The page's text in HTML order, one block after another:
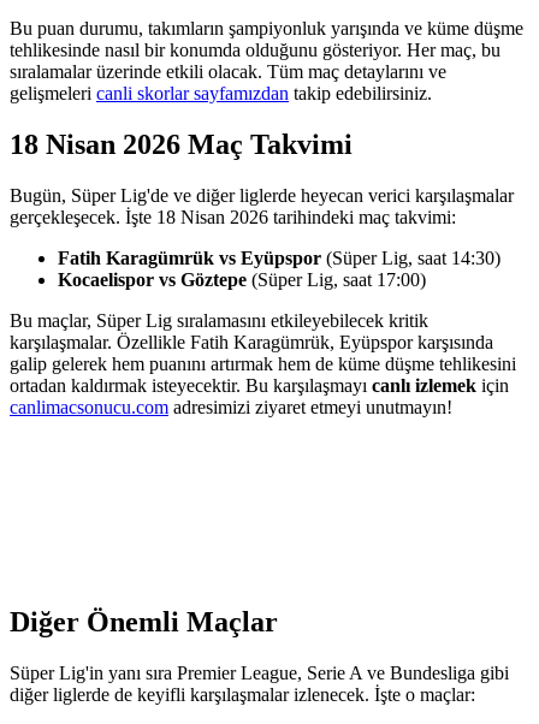
Bu puan durumu, takımların şampiyonluk yarışında ve küme düşme
tehlikesinde nasıl bir konumda olduğunu gösteriyor. Her maç, bu
sıralamalar üzerinde etkili olacak. Tüm maç detaylarını ve
gelişmeleri canli skorlar sayfamızdan takip edebilirsiniz.
18 Nisan 2026 Maç Takvimi
Bugün, Süper Lig'de ve diğer liglerde heyecan verici karşılaşmalar
gerçekleşecek. İşte 18 Nisan 2026 tarihindeki maç takvimi:
Fatih Karagümrük vs Eyüpspor (Süper Lig, saat 14:30)
Kocaelispor vs Göztepe (Süper Lig, saat 17:00)
Bu maçlar, Süper Lig sıralamasını etkileyebilecek kritik
karşılaşmalar. Özellikle Fatih Karagümrük, Eyüpspor karşısında
galip gelerek hem puanını artırmak hem de küme düşme tehlikesini
ortadan kaldırmak isteyecektir. Bu karşılaşmayı canlı izlemek için
canlimacsonucu.com adresimizi ziyaret etmeyi unutmayın!
Diğer Önemli Maçlar
Süper Lig'in yanı sıra Premier League, Serie A ve Bundesliga gibi
diğer liglerde de keyifli karşılaşmalar izlenecek. İşte o maçlar: